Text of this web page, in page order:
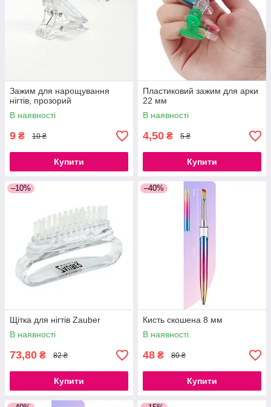
Зажим для нарощування
нігтів, прозорий
В наявності
9 ₴ 10 ₴
Купити
Пластиковий зажим для арки
22 мм
В наявності
4,50 ₴ 5 ₴
Купити
–10%
Щітка для нігтів Zauber
В наявності
73,80 ₴ 82 ₴
Купити
–40%
Кисть скошена 8 мм
В наявності
48 ₴ 80 ₴
Купити